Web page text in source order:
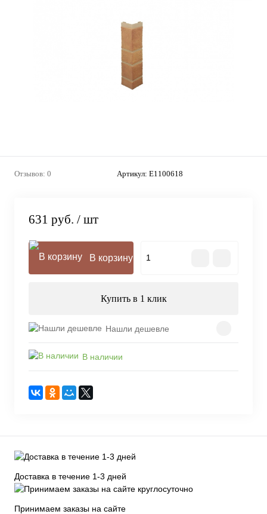
Отзывов: 0 Артикул: E1100618
631 руб. / шт
В корзину
Купить в 1 клик
Нашли дешевле
В наличии
Доставка в течение 1-3 дней
Принимаем заказы на сайте